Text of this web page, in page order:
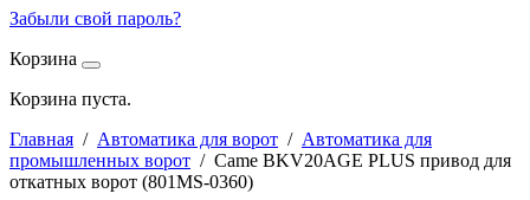
Забыли свой пароль?
Корзина
Корзина пуста.
Главная / Автоматика для ворот / Автоматика для
промышленных ворот / Came BKV20AGE PLUS привод для
откатных ворот (801MS-0360)